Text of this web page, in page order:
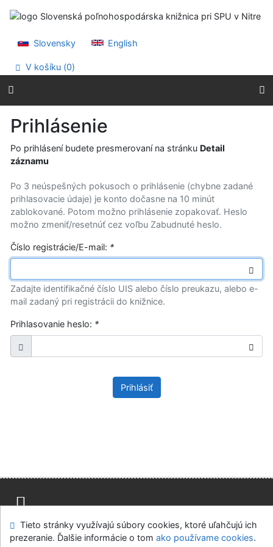
Prejsť na menu
Slovensky
English
V košíku (0)
Prihlásenie
Po prihlásení budete presmerovaní na stránku Detail
záznamu
Po 3 neúspešných pokusoch o prihlásenie (chybne zadané
prihlasovacie údaje) je konto dočasne na 10 minút
zablokované. Potom možno prihlásenie zopakovať. Heslo
možno zmeniť/resetnúť cez voľbu Zabudnuté heslo.
Číslo registrácie/E-mail: *
Zadajte identifikačné číslo UIS alebo číslo preukazu, alebo e-
mail zadaný pri registrácii do knižnice.
Prihlasovanie heslo: *
Prihlásiť
Mapa stránok Prístupnosť
Súkromie
Modul OpenSearch
Napíšte nám Nastavenie cookies
Tieto stránky využívajú súbory cookies, ktoré uľahčujú ich
prezeranie. Ďalšie informácie o tom ako používame cookies.